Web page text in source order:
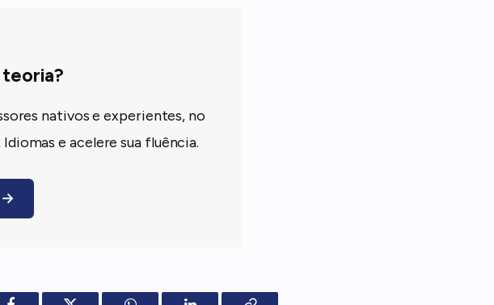
teoria?
nativos e experientes, no
e acelere sua fluência.
→